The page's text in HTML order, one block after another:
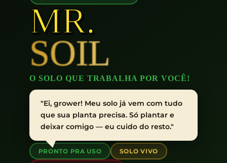
MR.
SOIL
O SOLO QUE TRABALHA POR VOCÊ!
"Ei, grower! Meu solo já vem com tudo
que sua planta precisa. Só plantar e
deixar comigo — eu cuido do resto."
PRONTO PRA USO SOLO VIVO